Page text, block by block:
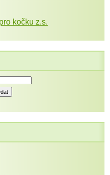
kočku z.s.